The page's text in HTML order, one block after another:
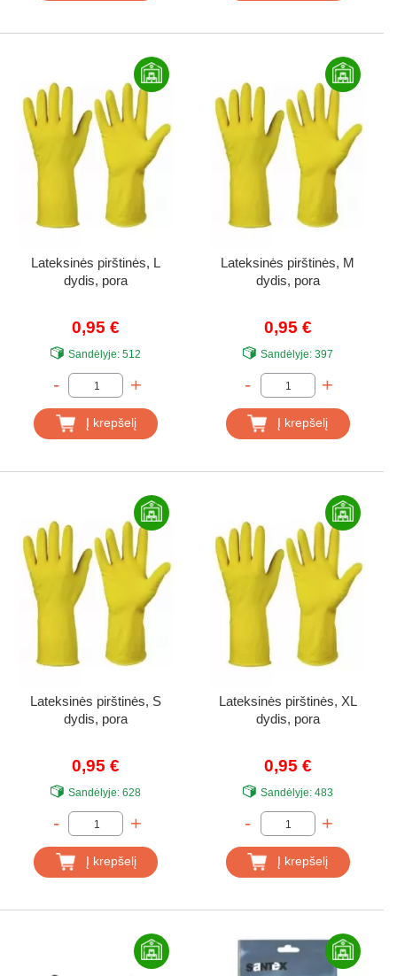
Lateksinės pirštinės, L
dydis, pora
0,95 €
Sandėlyje: 512
- +
Į krepšelį
Lateksinės pirštinės, M
dydis, pora
0,95 €
Sandėlyje:397
- +
Į krepšelį
Lateksinės pirštinės, S
dydis, pora
0,95 €
Sandėlyje: 628
- +
Į krepšelį
Lateksinės pirštinės, XL
dydis, pora
0,95 €
Sandėlyje:483
- +
Į krepšelį